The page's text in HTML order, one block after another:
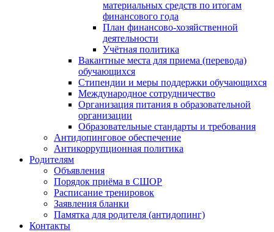
материальных средств по итогам
финансового года
План финансово-хозяйственной
деятельности
Учётная политика
Вакантные места для приема (перевода)
обучающихся
Стипендии и меры поддержки обучающихся
Международное сотрудничество
Организация питания в образовательной
организации
Образовательные стандарты и требования
Антидопинговое обеспечение
Антикоррупционная политика
Родителям
Объявления
Порядок приёма в СШОР
Расписание тренировок
Заявления бланки
Памятка для родителя (антидопинг)
Контакты